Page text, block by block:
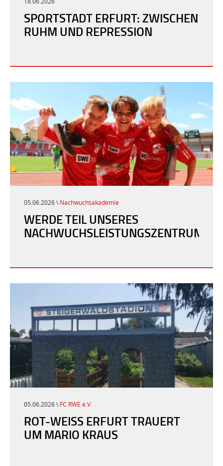
SPORTSTADT ERFURT: ZWISCHEN
RUHM UND REPRESSION
05.06.2026 \ Nachwuchsakademie
WERDE TEIL UNSERES
NACHWUCHSLEISTUNGSZENTRUMS!
05.06.2026 \ FC RWE e.V.
ROT-WEISS ERFURT TRAUERT U
M MARIO KRAUS